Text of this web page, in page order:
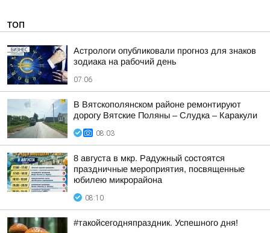
ТОП
Астрологи опубликовали прогноз для знаков
зодиака на рабочий день
07:06
В Вятскополянском районе ремонтируют
дорогу Вятские Поляны – Слудка – Каракули
08:03
8 августа в мкр. Радужный состоятся
праздничные мероприятия, посвященные
юбилею микрорайона
08:10
#такойсегодняпраздник. Успешного дня!